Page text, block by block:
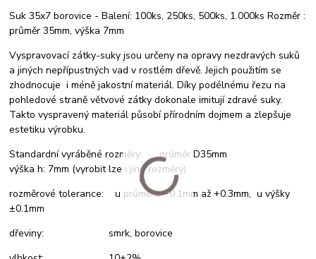
Suk 35x7 borovice - Balení: 100ks, 250ks, 500ks, 1.000ks Rozměr :
průměr 35mm, výška 7mm
Vyspravovací zátky-suky jsou určeny na opravy nezdravých suků
a jiných nepřípustných vad v rostlém dřevě. Jejich použitím se
zhodnocuje i méně jakostní materiál. Díky podélnému řezu na
pohledové straně větvové zátky dokonale imitují zdravé suky.
Takto vyspravený materiál působí přírodním dojmem a zlepšuje
estetiku výrobku.
Standardní vyráběné rozměry: průměr D35mm
výška h: 7mm (vyrobit lze i jiné rozměry)
rozměrové tolerance: u průměru +0.1mm až +0.3mm, u výšky
±0.1mm
dřeviny: smrk, borovice